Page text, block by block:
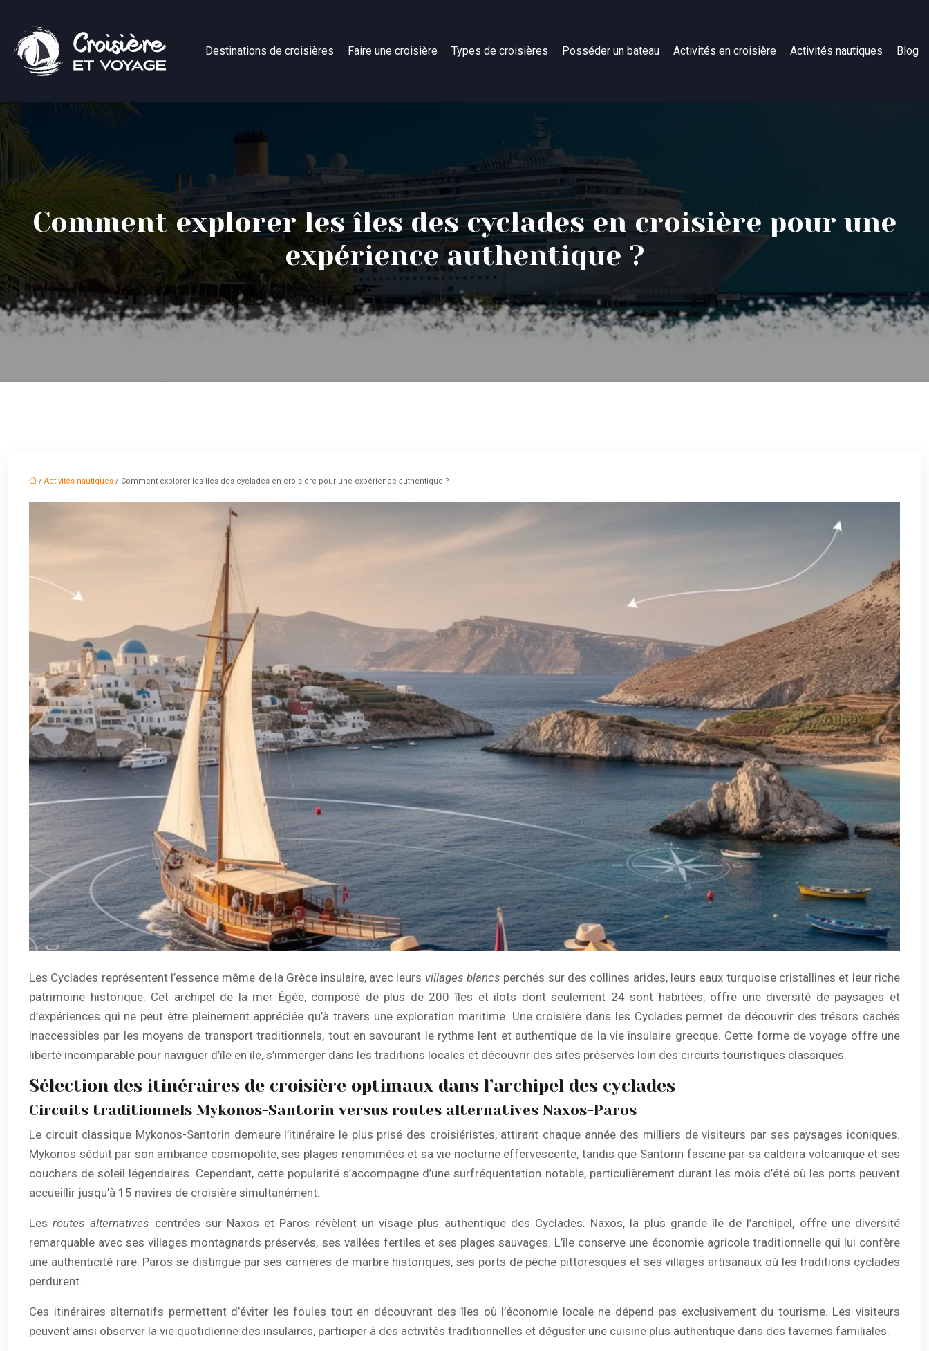
Destinations de croisières Faire une croisière Types de croisières Posséder un bateau Activités en croisière Activités nautiques Blog
Comment explorer les îles des cyclades en croisière pour une
expérience authentique ?
/ Activités nautiques / Comment explorer les îles des cyclades en croisière pour une expérience authentique ?
Les Cyclades représentent l’essence même de la Grèce insulaire, avec leurs villages blancs perchés sur des collines arides, leurs eaux turquoise cristallines et leur riche
patrimoine historique. Cet archipel de la mer Égée, composé de plus de 200 îles et îlots dont seulement 24 sont habitées, offre une diversité de paysages et
d’expériences qui ne peut être pleinement appréciée qu’à travers une exploration maritime. Une croisière dans les Cyclades permet de découvrir des trésors cachés
inaccessibles par les moyens de transport traditionnels, tout en savourant le rythme lent et authentique de la vie insulaire grecque. Cette forme de voyage offre une
liberté incomparable pour naviguer d’île en île, s’immerger dans les traditions locales et découvrir des sites préservés loin des circuits touristiques classiques.
Sélection des itinéraires de croisière optimaux dans l’archipel des cyclades
Circuits traditionnels Mykonos-Santorin versus routes alternatives Naxos-Paros
Le circuit classique Mykonos-Santorin demeure l’itinéraire le plus prisé des croisiéristes, attirant chaque année des milliers de visiteurs par ses paysages iconiques.
Mykonos séduit par son ambiance cosmopolite, ses plages renommées et sa vie nocturne effervescente, tandis que Santorin fascine par sa caldeira volcanique et ses
couchers de soleil légendaires. Cependant, cette popularité s’accompagne d’une surfréquentation notable, particulièrement durant les mois d’été où les ports peuvent
accueillir jusqu’à 15 navires de croisière simultanément.
Lesroutes alternatives centrées sur Naxos et Paros révèlent un visage plus authentique des Cyclades. Naxos, la plus grande île de l’archipel, offre une diversité
remarquable avec ses villages montagnards préservés, ses vallées fertiles et ses plages sauvages. L’île conserve une économie agricole traditionnelle qui lui confère
une authenticité rare. Paros se distingue par ses carrières de marbre historiques, ses ports de pêche pittoresques et ses villages artisanaux où les traditions cyclades
perdurent.
Ces itinéraires alternatifs permettent d’éviter les foules tout en découvrant des îles où l’économie locale ne dépend pas exclusivement du tourisme. Les visiteurs
peuvent ainsi observer la vie quotidienne des insulaires, participer à des activités traditionnelles et déguster une cuisine plus authentique dans des tavernes familiales.